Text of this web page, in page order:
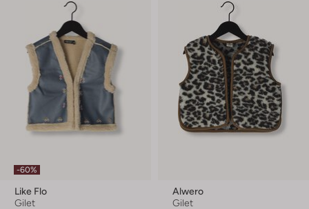
-60%
Like Flo
Gilet
Alwero
Gilet